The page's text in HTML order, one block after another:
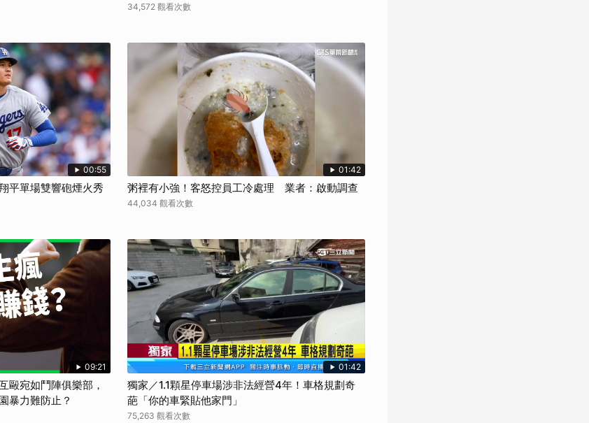
34,572 觀看次數
00:55
平單場雙響砲煙火秀
01:42
粥裡有小強！客怒控員工冷處理 業者：啟動調查
44,034 觀看次數
09:21
毆宛如鬥陣俱樂部，
暴力難防止？
01:42
獨家／1.1顆星停車場涉非法經營4年！車格規劃奇
葩「你的車緊貼他家門」
75,263 觀看次數